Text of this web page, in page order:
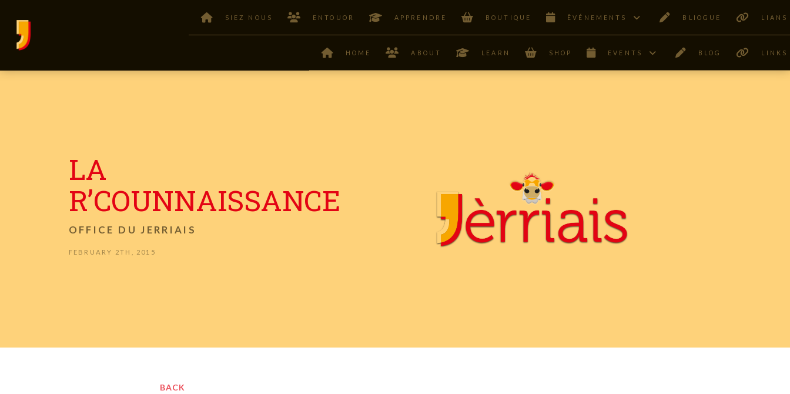
SIEZ NOUS ENTOUOR APPRENDRE BOUTIQUE ÊVÉNEMENTS BLIOGUE LIANS
HOME ABOUT LEARN SHOP EVENTS BLOG LINKS
LA
R’COUNNAISSANCE
OFFICE DU JERRIAIS
FEBRUARY 2TH, 2015
BACK